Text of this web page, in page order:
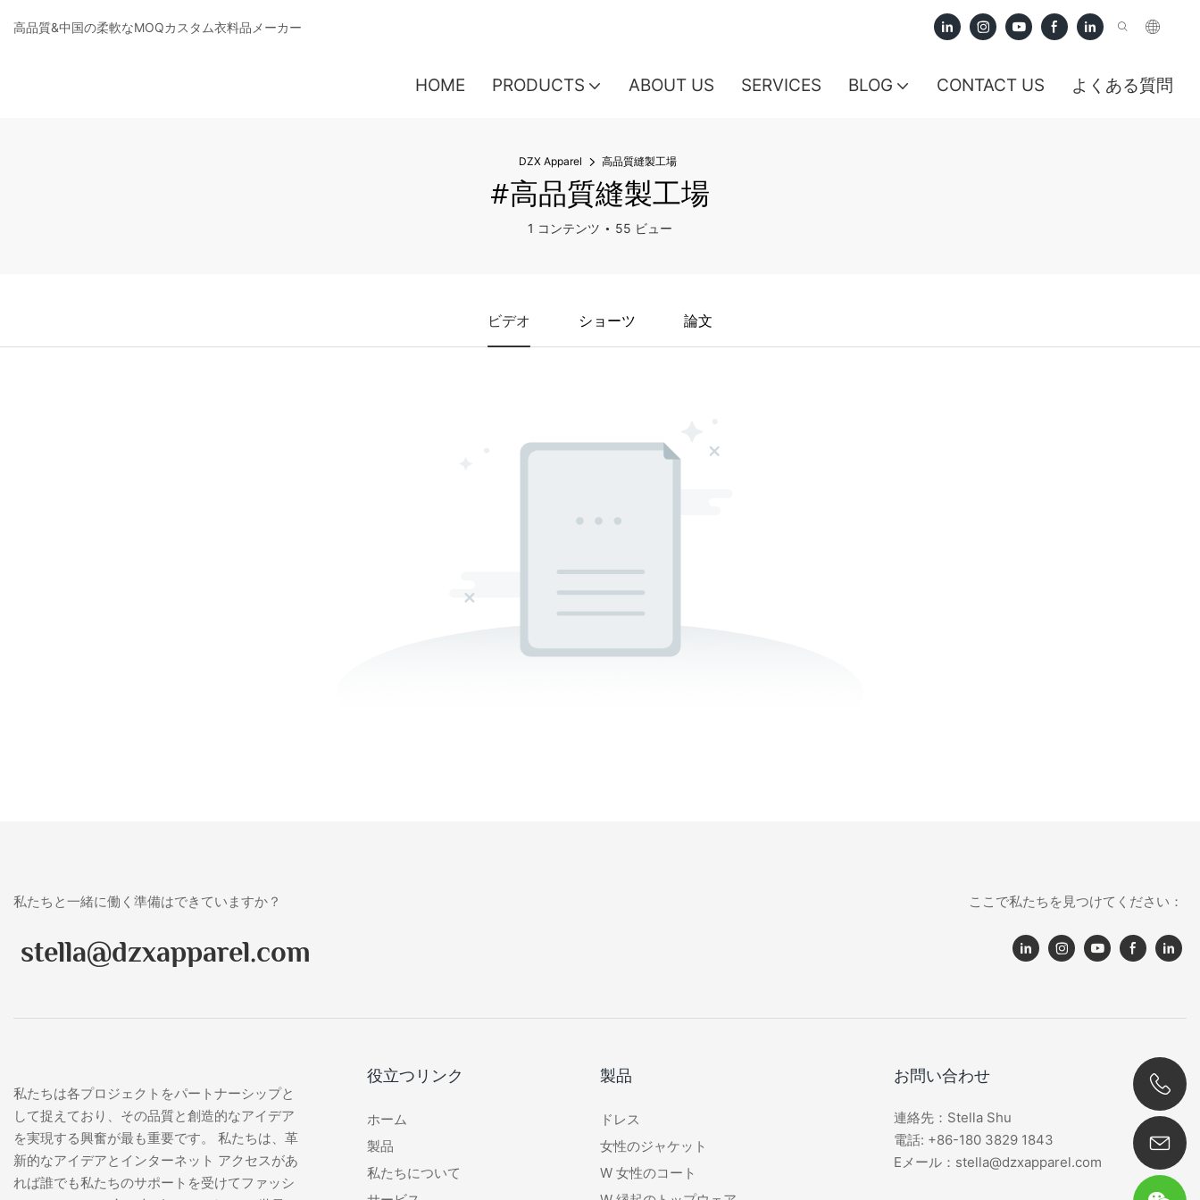
高品質&中国の柔軟なMOQカスタム衣料品メーカー
HOME PRODUCTS ABOUT US SERVICES BLOG CONTACT US よくある質問
DZX Apparel 高品質縫製工場
#高品質縫製工場
1 コンテンツ 55 ビュー
ビデオ ショーツ 論文
私たちと一緒に働く準備はできていますか？
stella@dzxapparel.com
ここで私たちを見つけてください：
私たちは各プロジェクトをパートナーシップと
して捉えており、その品質と創造的なアイデア
を実現する興奮が最も重要です。 私たちは、革
新的なアイデアとインターネット アクセスがあ
れば誰でも私たちのサポートを受けてファッシ
役立つリンク
ホーム
製品
私たちについて
製品
ドレス
女性のジャケット
W 女性のコート
お問い合わせ
連絡先：Stella Shu
電話: +86-180 3829 1843
Eメール：stella@dzxapparel.com